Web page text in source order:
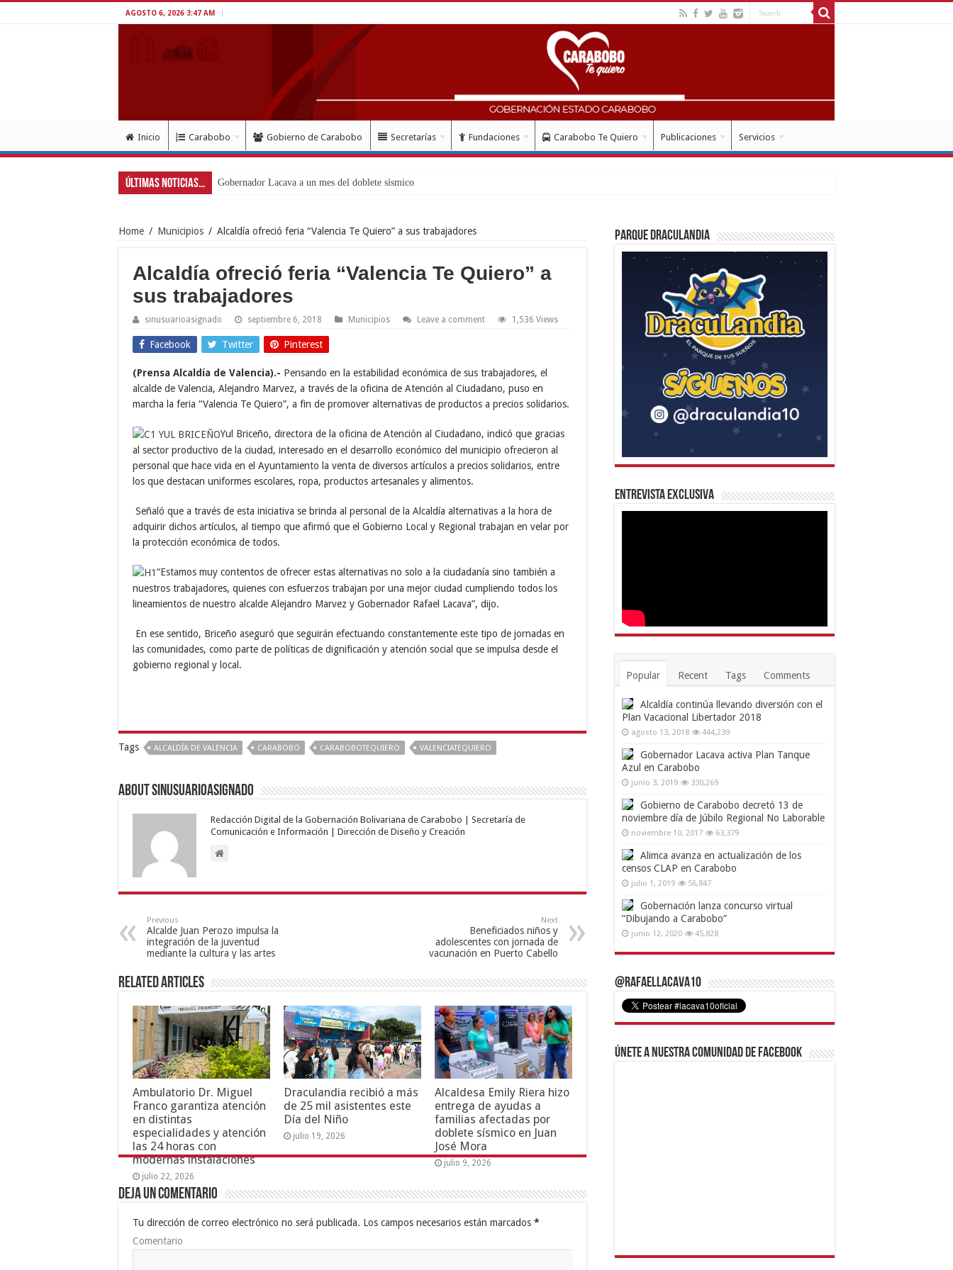
AGOSTO 6, 2026 3:47 AM
Inicio Carabobo Gobierno de Carabobo Secretarías Fundaciones Carabobo Te Quiero Publicaciones Servicios
Últimas Noticias... Gobernador Lacava a un mes del doblete sísmico: “Honro al valie
Home / Municipios / Alcaldía ofreció feria “Valencia Te Quiero” a sus trabajadores
Alcaldía ofreció feria “Valencia Te Quiero” a
sus trabajadores
sinusuarioasignado septiembre 6, 2018 Municipios Leave a comment 1,536 Views
Facebook Twitter Pinterest
(Prensa Alcaldía de Valencia).- Pensando en la estabilidad económica de sus trabajadores, el
alcalde de Valencia, Alejandro Marvez, a través de la oficina de Atención al Ciudadano, puso en
marcha la feria “Valencia Te Quiero”, a fin de promover alternativas de productos a precios solidarios.
Yul Briceño, directora de la oficina de Atención al Ciudadano, indicó que gracias
al sector productivo de la ciudad, interesado en el desarrollo económico del municipio ofrecieron al
personal que hace vida en el Ayuntamiento la venta de diversos artículos a precios solidarios, entre
los que destacan uniformes escolares, ropa, productos artesanales y alimentos.
Señaló que a través de esta iniciativa se brinda al personal de la Alcaldía alternativas a la hora de
adquirir dichos artículos, al tiempo que afirmó que el Gobierno Local y Regional trabajan en velar por
la protección económica de todos.
“Estamos muy contentos de ofrecer estas alternativas no solo a la ciudadanía sino también a
nuestros trabajadores, quienes con esfuerzos trabajan por una mejor ciudad cumpliendo todos los
lineamientos de nuestro alcalde Alejandro Marvez y Gobernador Rafael Lacava”, dijo.
En ese sentido, Briceño aseguró que seguirán efectuando constantemente este tipo de jornadas en
las comunidades, como parte de políticas de dignificación y atención social que se impulsa desde el
gobierno regional y local.
Tags ALCALDÍA DE VALENCIA CARABOBO CARABOBOTEQUIERO VALENCIATEQUIERO
About sinusuarioasignado
Redacción Digital de la Gobernación Bolivariana de Carabobo | Secretaría de
Comunicación e Información | Dirección de Diseño y Creación
Previous
Alcalde Juan Perozo impulsa la
integración de la juventud
mediante la cultura y las artes
Next
Beneficiados niños y
adolescentes con jornada de
vacunación en Puerto Cabello
Related Articles
Ambulatorio Dr. Miguel
Franco garantiza atención
en distintas
especialidades y atención
las 24 horas con
modernas instalaciones
julio 22, 2026
Draculandia recibió a más
de 25 mil asistentes este
Día del Niño
julio 19, 2026
Alcaldesa Emily Riera hizo
entrega de ayudas a
familias afectadas por
doblete sísmico en Juan
José Mora
julio 9, 2026
Deja un comentario
Tu dirección de correo electrónico no será publicada. Los campos necesarios están marcados *
Comentario
Parque Draculandia
Entrevista Exclusiva
Popular Recent Tags Comments
Alcaldía continúa llevando diversión con el
Plan Vacacional Libertador 2018
agosto 13, 2018 444,239
Gobernador Lacava activa Plan Tanque
Azul en Carabobo
junio 3, 2019 330,269
Gobierno de Carabobo decretó 13 de
noviembre día de Júbilo Regional No Laborable
noviembre 10, 2017 63,379
Alimca avanza en actualización de los
censos CLAP en Carabobo
julio 1, 2019 56,847
Gobernación lanza concurso virtual
“Dibujando a Carabobo”
junio 12, 2020 45,828
@RafaelLacava10
Únete a nuestra comunidad de Facebook